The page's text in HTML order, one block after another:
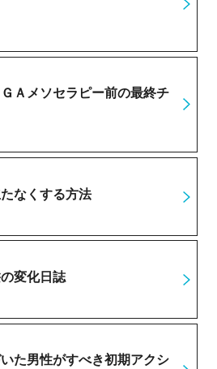
Ａメソセラピー前の最終チ
なくする方法
変化日誌
た男性がすべき初期アクシ